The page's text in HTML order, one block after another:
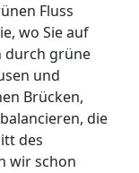
Fluss
wo Sie auf
durch grüne
und
Brücken,
die
des
wir schon